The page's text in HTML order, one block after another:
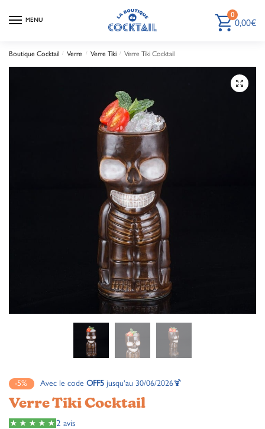
MENU
0
0,00€
Boutique Cocktail / Verre / Verre Tiki / Verre Tiki Cocktail
🔍
-5% Avec le code OFF5 jusqu'au 30/06/2026🍹
Verre Tiki Cocktail
2 avis